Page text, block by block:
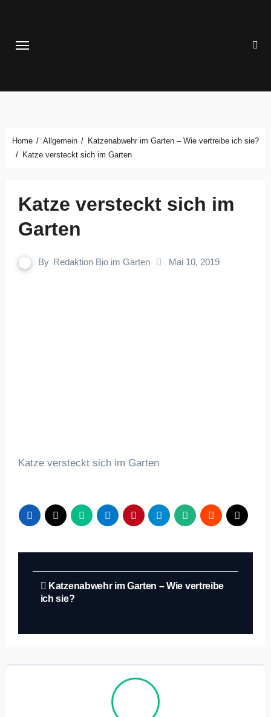
springen
Home Allgemein
Katzenabwehr im Garten – Wie vertreibe ich sie?
Katze versteckt sich im Garten
Katze versteckt sich im
Garten
By Redaktion Bio im Garten Mai 10, 2019
Katze versteckt sich im Garten
Beitragsnavigation
Katzenabwehr im Garten – Wie vertreibe
ich sie?